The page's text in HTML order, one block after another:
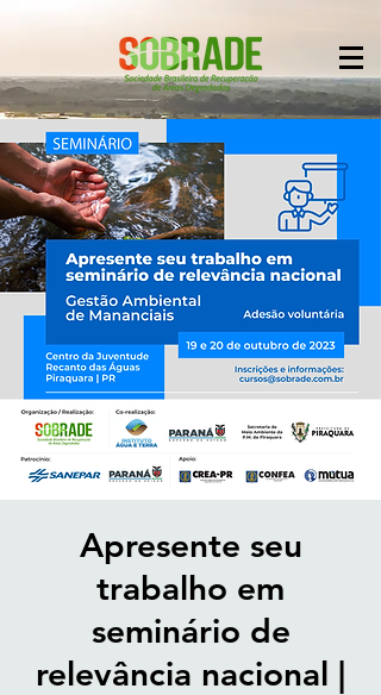
Apresente seu
trabalho em
seminário de
relevância nacional |